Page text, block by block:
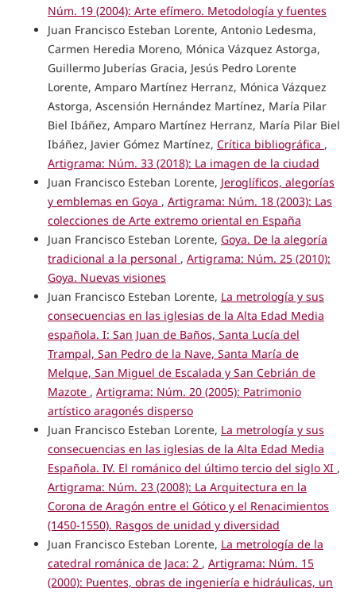
Núm. 19 (2004): Arte efímero. Metodología y fuentes
Juan Francisco Esteban Lorente, Antonio Ledesma,
Carmen Heredia Moreno, Mónica Vázquez Astorga,
Guillermo Juberías Gracia, Jesús Pedro Lorente
Lorente, Amparo Martínez Herranz, Mónica Vázquez
Astorga, Ascensión Hernández Martínez, María Pilar
Biel Ibáñez, Amparo Martínez Herranz, María Pilar Biel
Ibáñez, Javier Gómez Martínez, Crítica bibliográfica ,
Artigrama: Núm. 33 (2018): La imagen de la ciudad
Juan Francisco Esteban Lorente, Jeroglíficos, alegorías
y emblemas en Goya , Artigrama: Núm. 18 (2003): Las
colecciones de Arte extremo oriental en España
Juan Francisco Esteban Lorente, Goya. De la alegoría
tradicional a la personal , Artigrama: Núm. 25 (2010):
Goya. Nuevas visiones
Juan Francisco Esteban Lorente, La metrología y sus
consecuencias en las iglesias de la Alta Edad Media
española. I: San Juan de Baños, Santa Lucía del
Trampal, San Pedro de la Nave, Santa María de
Melque, San Miguel de Escalada y San Cebrián de
Mazote , Artigrama: Núm. 20 (2005): Patrimonio
artístico aragonés disperso
Juan Francisco Esteban Lorente, La metrología y sus
consecuencias en las iglesias de la Alta Edad Media
Española. IV. El románico del último tercio del siglo XI ,
Artigrama: Núm. 23 (2008): La Arquitectura en la
Corona de Aragón entre el Gótico y el Renacimientos
(1450-1550). Rasgos de unidad y diversidad
Juan Francisco Esteban Lorente, La metrología de la
catedral románica de Jaca: 2 , Artigrama: Núm. 15
(2000): Puentes, obras de ingeniería e hidráulicas, un